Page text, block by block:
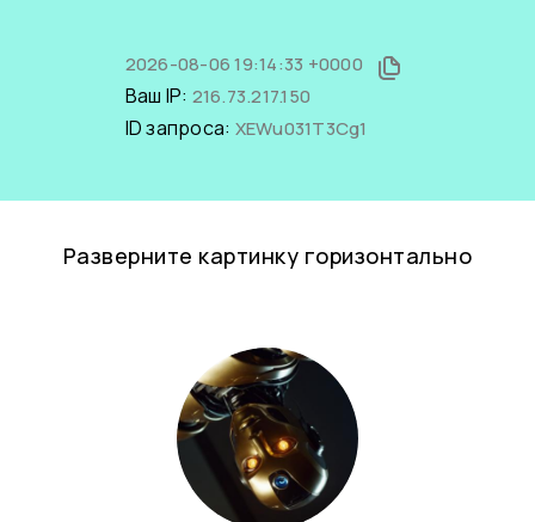
2026-08-06 19:14:33 +0000
Ваш IP: 216.73.217.150
ID запроса: XEWu031T3Cg1
Разверните картинку горизонтально